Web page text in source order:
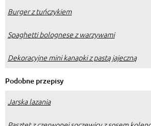
Burger z tuńczykiem
Spaghetti bolognese z warzywami
Dekoracyjne mini kanapki z pastą jajeczną
Podobne przepisy
Jarska lazania